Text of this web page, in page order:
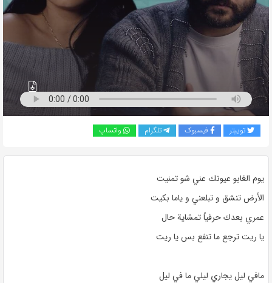
اشتراک
بگذارید.
کپی
لینک
توییتر فیسبوک تلگرام واتساپ
يوم الغابو عيونك عني شو تمنيت
الأرض تنشق و تبلعني و ياما بكيت
عمري بعدك حرفياً تمشاية حال
يا ريت ترجع ما تنفع بس يا ريت
مافي ليل يجاري ليلي ما في ليل